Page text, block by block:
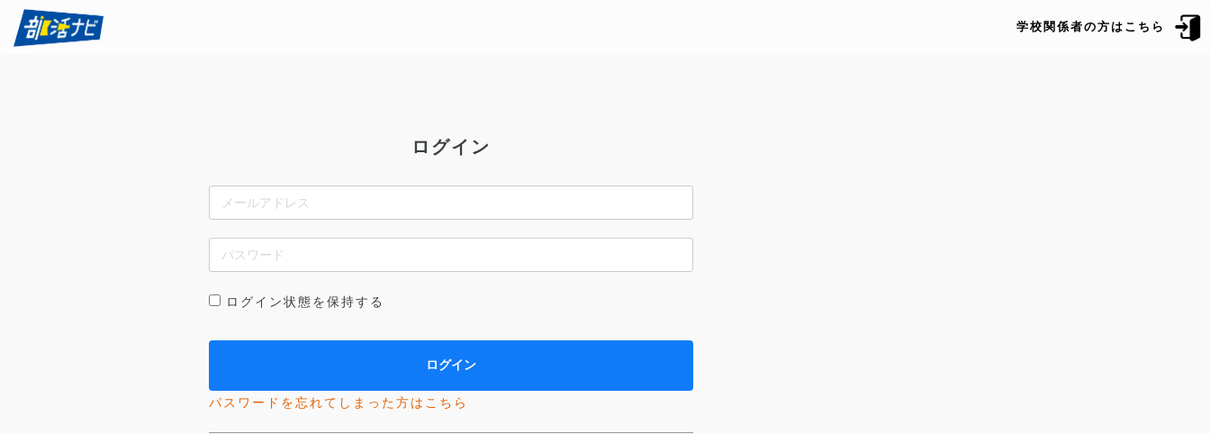
学校関係者の方はこちら
ログイン
ログイン状態を保持する
パスワードを忘れてしまった方はこちら